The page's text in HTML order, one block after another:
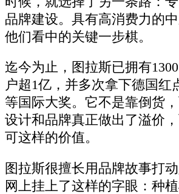
品牌建设。具有高消费力的
他们看中的关键一步棋。
迄今为止，图拉斯已拥有
户超1亿，并多次拿下德国红
等国际大奖。它不是靠倒货，
设计和品牌真正做出了溢价
可这样的价值。
图拉斯很擅长用品牌故事打
网上挂上了这样的字眼：种